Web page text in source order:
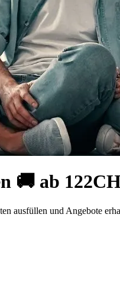
🚚 ab
ausfüllen und Angebote